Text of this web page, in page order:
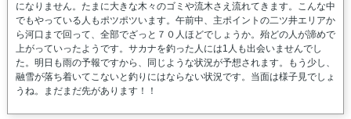
になりません。たまに大きな木々のゴミや流木さえ流れてきます。こんな中
でもやっている人もポツポツいます。午前中、主ポイントの二ツ井エリアか
ら河口まで回って、全部でざっと７０人ほどでしょうか。殆どの人が諦めで
上がっていったようです。サカナを釣った人には1人も出会いませんでし
た。明日も雨の予報ですから、同じような状況が予想されます。もう少し、
融雪が落ち着いてこないと釣りにはならない状況です。当面は様子見でしょ
うね。まだまだ先があります！！